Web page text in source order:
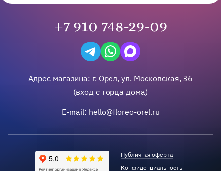
+7 910 748-29-09
Написать в Telegram
Написать на WhatsApp
Написать в Max
Адрес магазина: г. Орел, ул. Московская, 36
(вход с торца дома)
E-mail: hello@floreo-orel.ru
Публичная оферта
Конфиденциальность